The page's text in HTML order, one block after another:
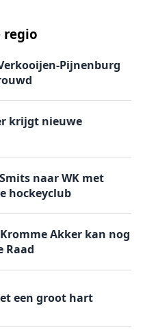
regio
Pijnenburg
krijgt nieuwe
naar WK met
hockeyclub
Akker kan nog
Raad
een groot hart